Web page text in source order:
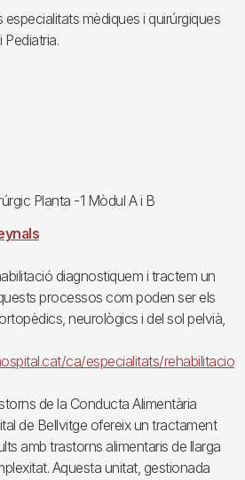
mèdiques i quirúrgiques
Planta -1 Mòdul A i B
diagnostiquem i tractem un
processos com poden ser els
neurològics i del sol pelvià,
ca/especialitats/rehabilitacio
de la Conducta Alimentària
de Bellvitge ofereix un tractament
amb trastorns alimentaris de llarga
Aquesta unitat, gestionada